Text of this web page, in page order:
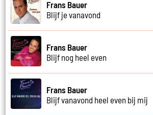
Frans Bauer
Blijf je vanavond
Frans Bauer
Blijf nog heel even
Frans Bauer
Blijf vanavond heel even bij mij